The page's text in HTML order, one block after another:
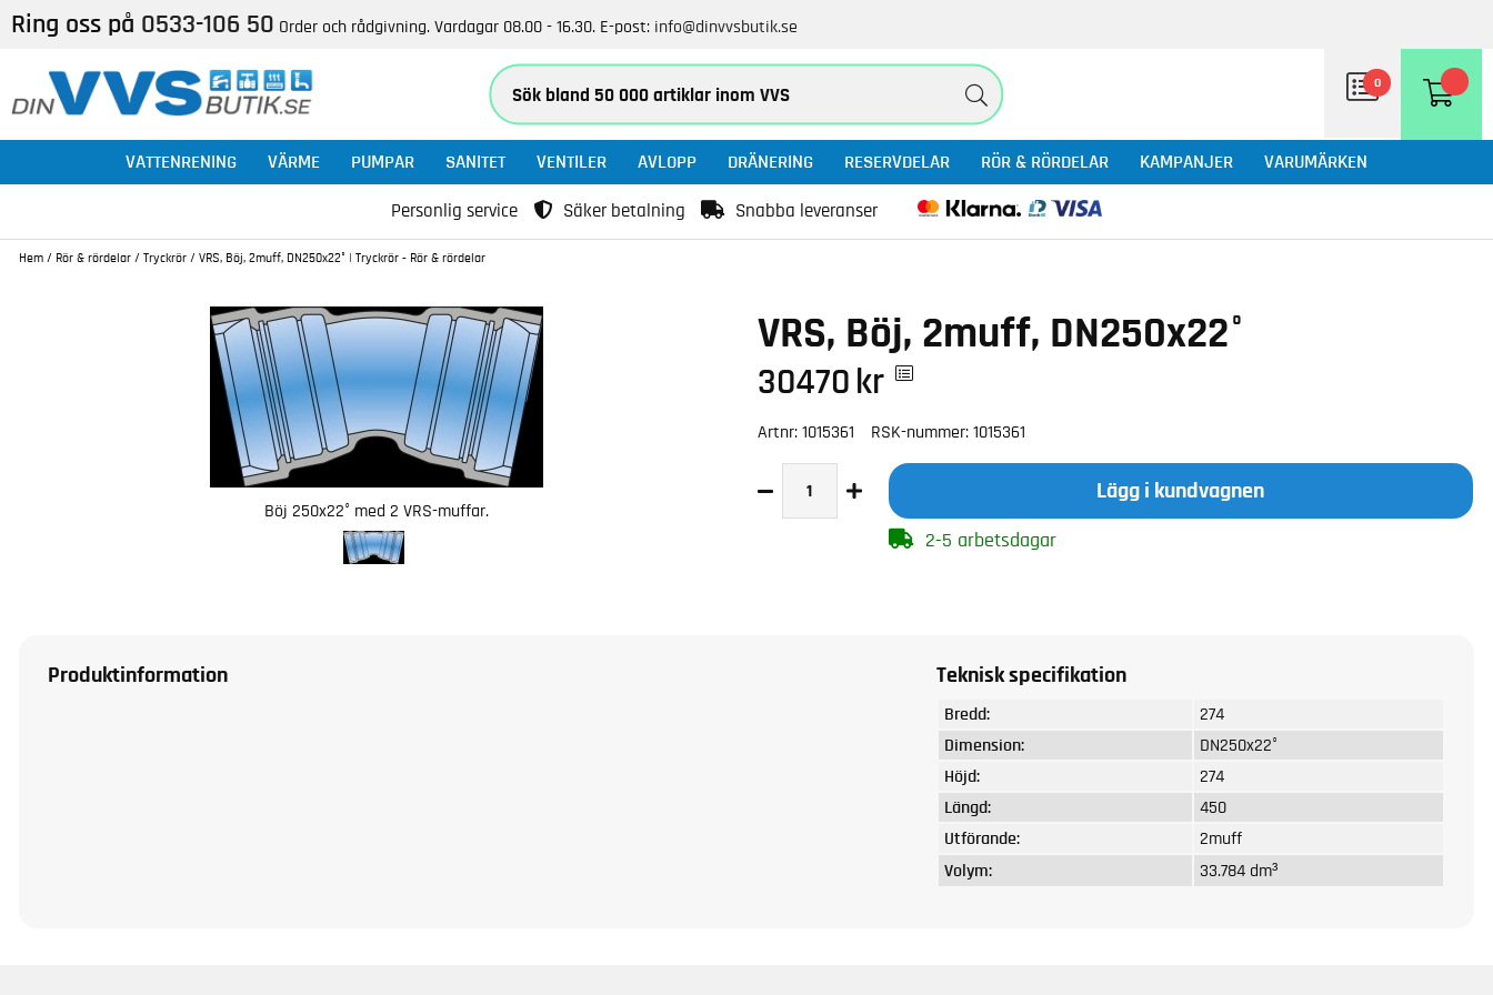
Ring oss på 0533-106 50 Order och rådgivning. Vardagar 08.00 - 16.30. E-post: info@dinvvsbutik.se
0
VATTENRENING VÄRME PUMPAR SANITET VENTILER AVLOPP DRÄNERING RESERVDELAR RÖR & RÖRDELAR KAMPANJER VARUMÄRKEN
Personlig service Säker betalning Snabba leveranser
Hem / Rör & rördelar / Tryckrör / VRS, Böj, 2muff, DN250x22° | Tryckrör - Rör & rördelar
Böj 250x22° med 2 VRS-muffar.
VRS, Böj, 2muff, DN250x22°
30470 kr
Artnr: 1015361 RSK-nummer: 1015361
Lägg i kundvagnen
2-5 arbetsdagar
Produktinformation Teknisk specifikation
Bredd:
274
Dimension:
DN250x22°
Höjd:
274
Längd:
450
Utförande:
2muff
Volym:
33.784 dm³